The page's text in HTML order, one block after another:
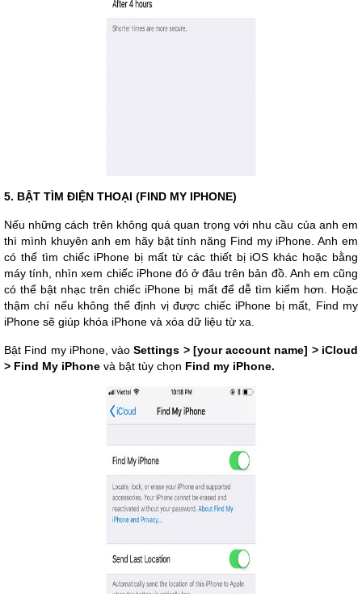
5. BẬT TÌM ĐIỆN THOẠI (FIND MY IPHONE)
Nếu những cách trên không quá quan trọng với nhu cầu của anh em
thì mình khuyên anh em hãy bật tính năng Find my iPhone. Anh em
có thể tìm chiếc iPhone bị mất từ các thiết bị iOS khác hoặc bằng
máy tính, nhìn xem chiếc iPhone đó ở đâu trên bản đồ. Anh em cũng
có thể bật nhạc trên chiếc iPhone bị mất để dễ tìm kiếm hơn. Hoặc
thậm chí nếu không thể định vị được chiếc iPhone bị mất, Find my
iPhone sẽ giúp khóa iPhone và xóa dữ liệu từ xa.
Bật Find my iPhone, vàoSettings > [your account name] > iCloud
> Find My iPhone và bật tùy chọn Find my iPhone.